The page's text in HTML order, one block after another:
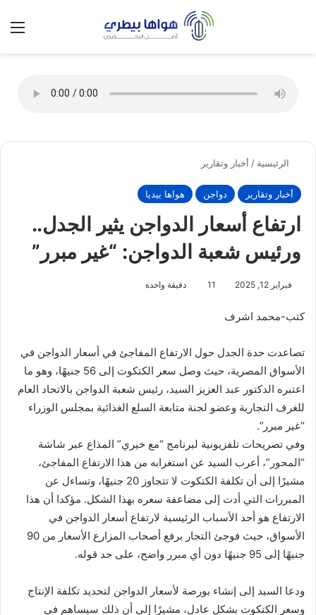
الوضع
الرئيسية / أخبار وتقارير
أخبار وتقارير دواجن هواها بيديا
ارتفاع أسعار الدواجن يثير الجدل..
ورئيس شعبة الدواجن: “غير مبرر”
فبراير 12, 2025 11 دقيقة واحدة
كتب-محمد اشرف
تصاعدت حدة الجدل حول الارتفاع المفاجئ في أسعار الدواجن في
الأسواق المصرية، حيث وصل سعر الكتكوت إلى 56 جنيهًا، وهو ما
اعتبره الدكتور عبد العزيز السيد، رئيس شعبة الدواجن بالاتحاد العام
للغرف التجارية وعضو لجنة متابعة السلع الغذائية بمجلس الوزراء
“غير مبرر”.
وفي تصريحات تلفزيونية لبرنامج “مع خيري” المذاع عبر شاشة
“المحور”، أعرب السيد عن استغرابه من هذا الارتفاع المفاجئ،
مشيرًا إلى أن تكلفة الكتكوت لا تتجاوز 20 جنيهًا، وتساءل عن
المبررات التي أدت إلى مضاعفة سعره بهذا الشكل. مؤكدا أن هذا
الارتفاع هو أحد الأسباب الرئيسية لارتفاع أسعار الدواجن في
الأسواق، حيث فوجئ التجار برفع أصحاب المزارع الأسعار من 90
جنيهًا إلى 95 جنيهًا دون أي مبرر واضح، على حد قوله.
ودعا السيد إلى إنشاء بورصة لأسعار الدواجن لتحديد تكلفة الإنتاج
وسعر الكتكوت بشكل عادل، مشيرًا إلى أن ذلك سيساهم في